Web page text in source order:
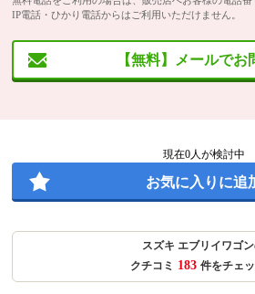
IP電話・ひかり電話からはご利用いただけません。
【無料】メールでお
現在0人が検討中
お気に入りに追
スズキ エブリイワゴ
クチコミ 183 件をチェッ